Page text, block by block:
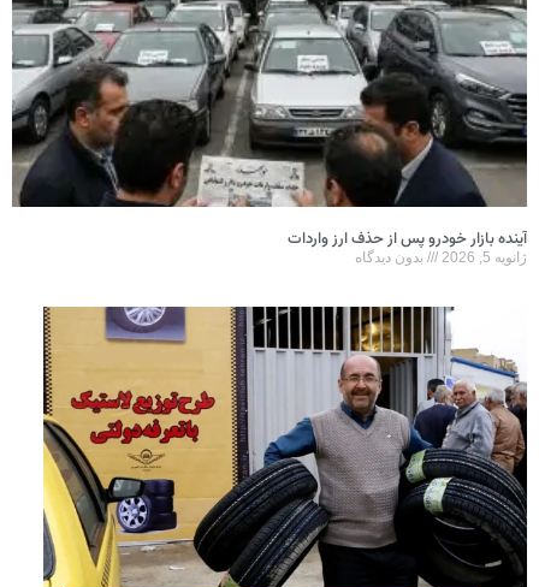
آینده بازار خودرو پس از حذف ارز واردات
ژانویه 5, 2026 بدون دیدگاه